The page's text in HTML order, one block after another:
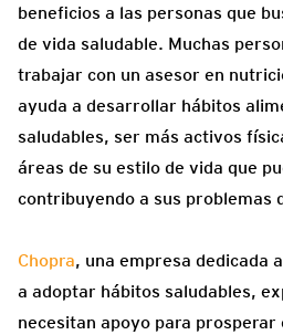
beneficios a las personas que
de vida saludable. Muchas
trabajar con un asesor en
ayuda a desarrollar hábitos
saludables, ser más activos
áreas de su estilo de vida que
contribuyendo a sus problemas
Chopra, una empresa dedicada
a adoptar hábitos saludables,
necesitan apoyo para prosperar